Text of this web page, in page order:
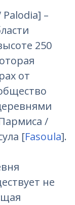
–
250
от
/
[Fasoula].
не